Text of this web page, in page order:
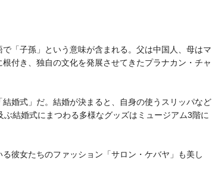
「子孫」という意味が含まれる。父は中国人、母はマ
付き、独自の文化を発展させてきたプラナカン・チャ
婚式」だ。結婚が決まると、自身の使うスリッパなど
結婚式にまつわる多様なグッズはミュージアム3階に
彼女たちのファッション「サロン・ケバヤ 」も美し